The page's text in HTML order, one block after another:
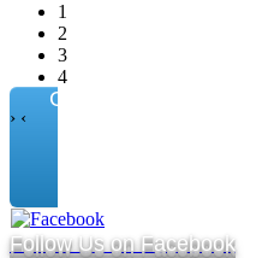
1
2
3
4
› ‹
Connect
Follow Us on Facebook